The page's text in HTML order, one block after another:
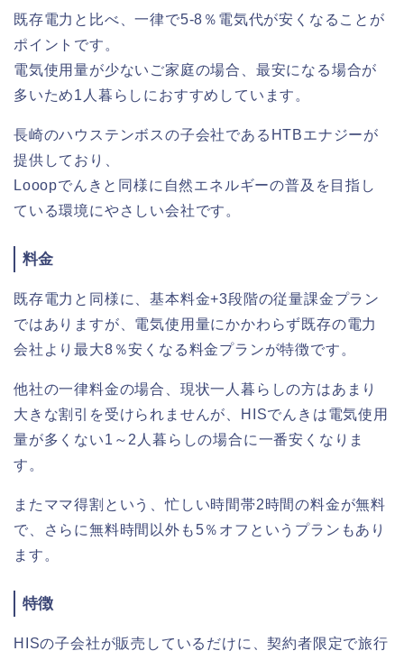
既存電力と比べ、一律で5-8％電気代が安くなることが
ポイントです。
電気使用量が少ないご家庭の場合、最安になる場合が
多いため1人暮らしにおすすめしています。
長崎のハウステンボスの子会社であるHTBエナジーが
提供しており、
Looopでんきと同様に自然エネルギーの普及を目指し
ている環境にやさしい会社です。
料金
既存電力と同様に、基本料金+3段階の従量課金プラン
ではありますが、電気使用量にかかわらず既存の電力
会社より最大8％安くなる料金プランが特徴です。
他社の一律料金の場合、現状一人暮らしの方はあまり
大きな割引を受けられませんが、HISでんきは電気使用
量が多くない1～2人暮らしの場合に一番安くなりま
す。
またママ得割という、忙しい時間帯2時間の料金が無料
で、さらに無料時間以外も5％オフというプランもあり
ます。
特徴
HISの子会社が販売しているだけに、契約者限定で旅行